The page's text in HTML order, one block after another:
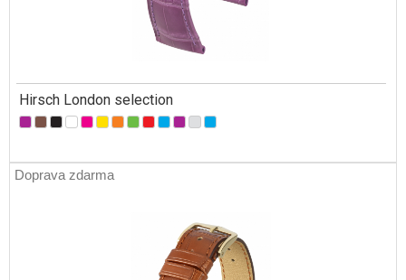
Hirsch London selection
Doprava zdarma